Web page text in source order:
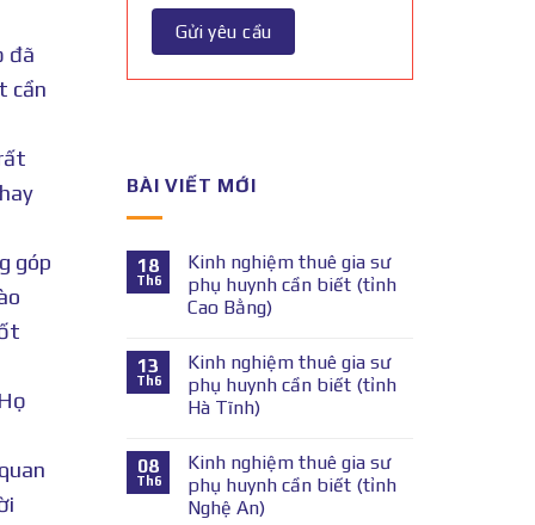
đã
cần
góp
BÀI VIẾT MỚI
18
Th6
Kinh nghiệm thuê gia sư
phụ huynh cần biết (tỉnh
Cao Bằng)
13
Th6
Kinh nghiệm thuê gia sư
phụ huynh cần biết (tỉnh
Hà Tĩnh)
08
Th6
Kinh nghiệm thuê gia sư
phụ huynh cần biết (tỉnh
Nghệ An)